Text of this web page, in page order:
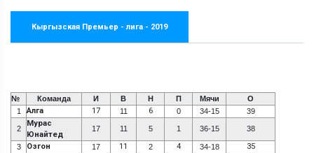
Кыргызская Премьер - лига - 2019
№ Команда И В Н П Мячи
О
1
Алга 17 11 6 0 34-15 39
2
Мурас
Юнайтед
17 11 5 1 36-15 38
3 Озгон 17 11 2 4 34-18 35